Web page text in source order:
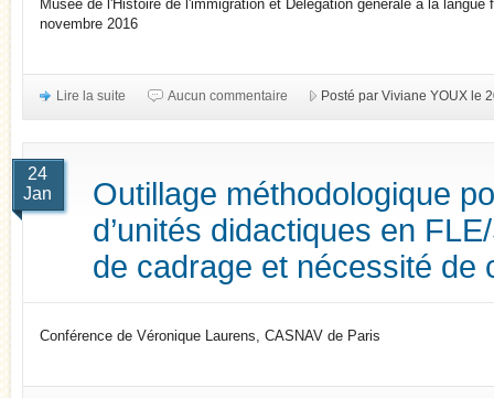
Musée de l'Histoire de l'immigration et Délégation générale à la
novembre 2016
Lire la suite Aucun commentaire Posté par Viviane YOUX le
24
Jan
Outillage méthodologique
d’unités didactiques en
de cadrage et nécessité de
Conférence de Véronique Laurens, CASNAV de Paris